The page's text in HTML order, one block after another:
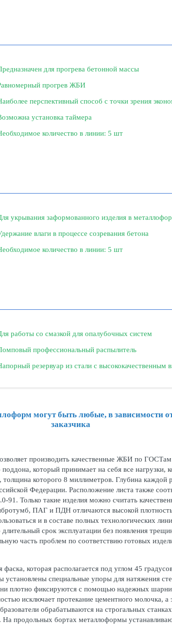
для прогрева бетонной массы
прогрев ЖБИ
перспективный способ с точки зрения
установка таймера
количество в линии: 5 шт
укрывания заформованного изделия в
влаги в процессе созревания бетона
количество в линии: 5 шт
работы со смазкой для опалубочных систем
профессиональный распылитель
резервуар из стали с
могут быть любые, в зависимости
заказчика
производить качественные ЖБИ по
который принимает на себя все нагрузки,
которого 8 миллиметров. Глубина
Федерации. Расположение листа также
Только такие изделия можно считать
ПАГ и ПДН отличаются высокой
и в составе полных технологических
срок эксплуатации без появления
часть проблем по соответствию готовых
которая располагается под углом 45
установлены специальные упоры для натяжения
плотно фиксируются с помощью надежных
исключает протекание цементного молочка,
обрабатываются на строгальных
продольных бортах металлоформы